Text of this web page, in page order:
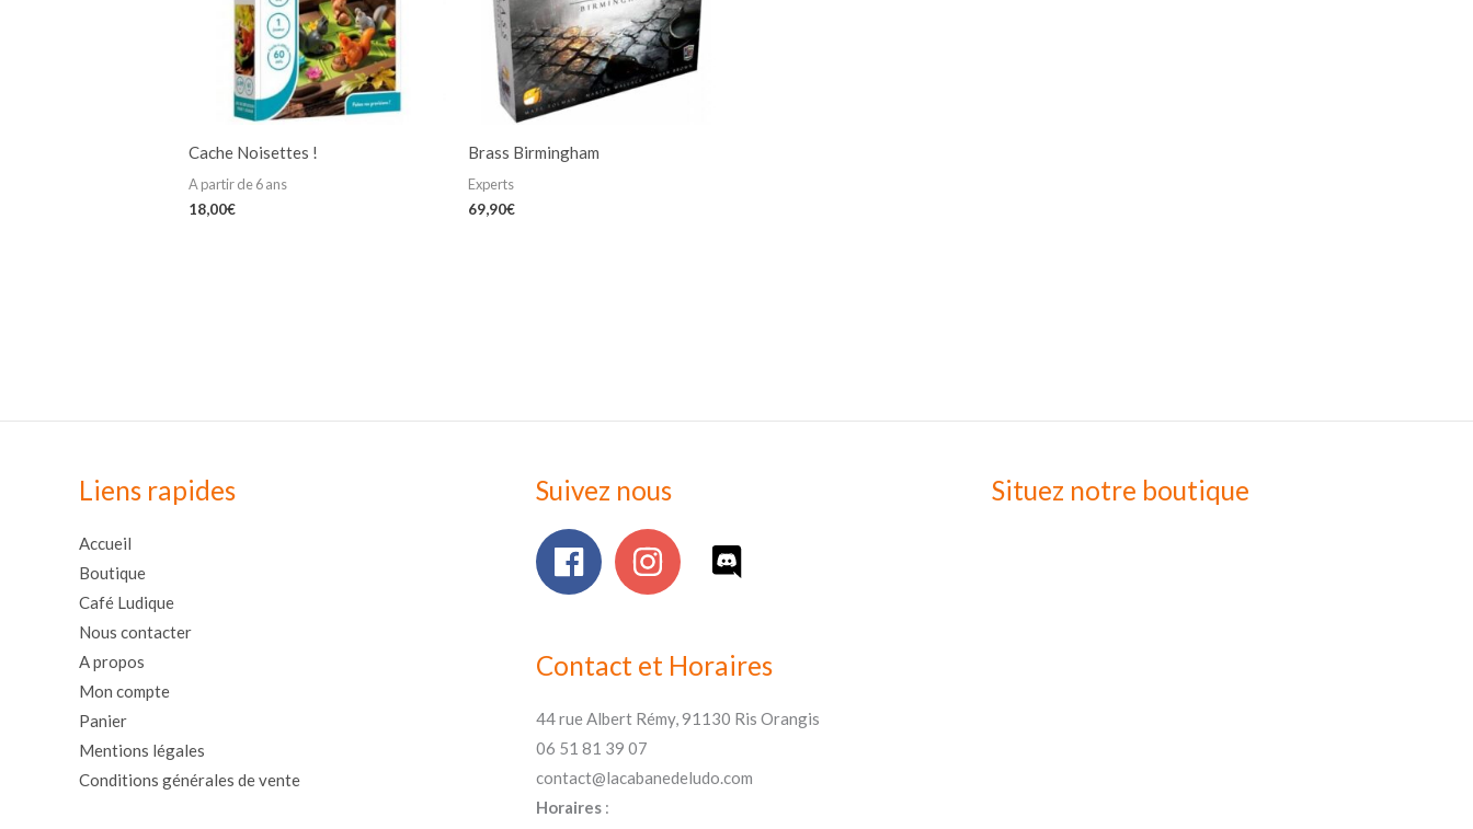
Cache Noisettes !
A partir de 6 ans
18,00€
Brass Birmingham
Experts
69,90€
Liens rapides
Accueil
Boutique
Café Ludique
Nous contacter
A propos
Mon compte
Panier
Mentions légales
Conditions générales de vente
Suivez nous
Contact et Horaires
44 rue Albert Rémy, 91130 Ris Orangis
06 51 81 39 07
contact@lacabanedeludo.com
Horaires:
Situez notre boutique